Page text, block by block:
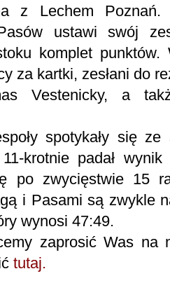
z Lechem
ustawi swój
komplet
za kartki, zesłani do
Vestenicky, a
spotykały się
krotnie padał
po zwycięstwie 15
i Pasami są zwykle
wynosi 47:49.
zaprosić Was na
tutaj.